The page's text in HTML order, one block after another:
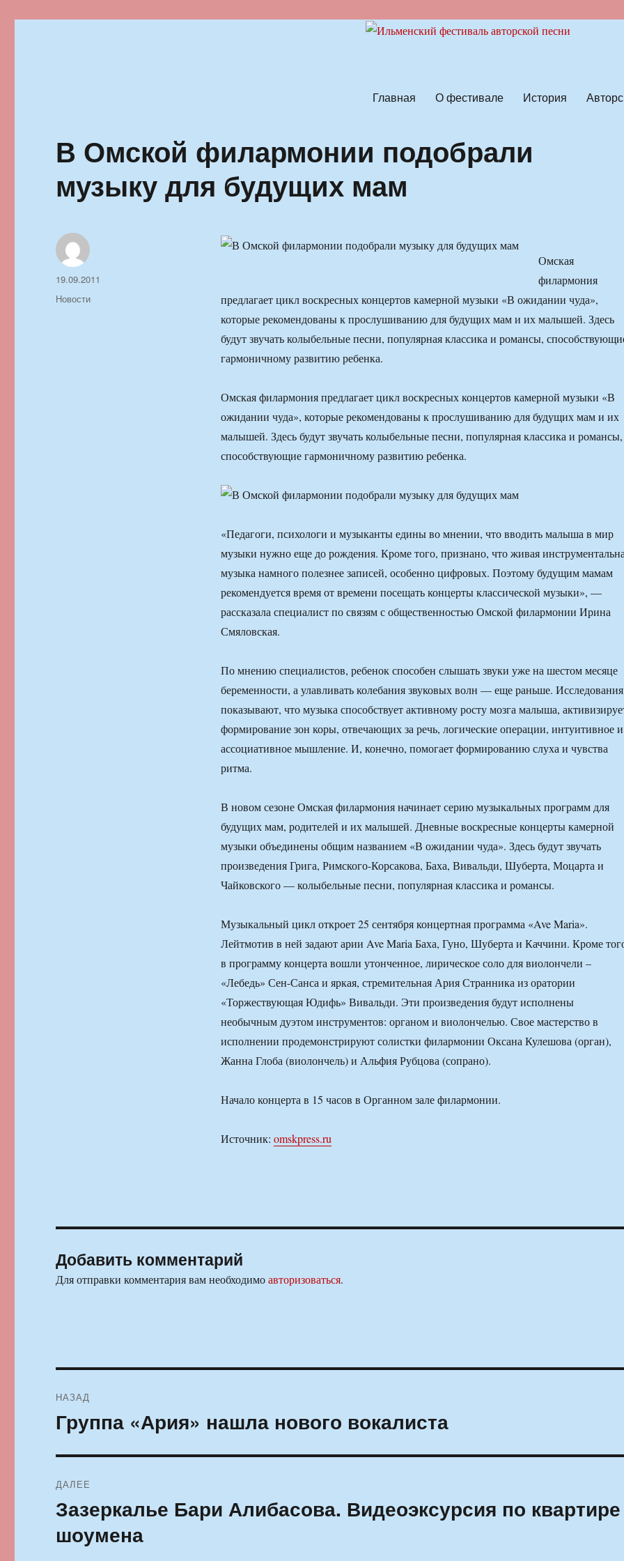
Главная О фестивале История
В Омской филармонии подобрали
музыку для будущих мам
Омская
филармония
предлагает цикл воскресных концертов камерной музыки «В ожидании чуда»,
которые рекомендованы к прослушиванию для будущих мам и их малышей. Здесь
будут звучать колыбельные песни, популярная классика и романсы,
гармоничному развитию ребенка.
Омская филармония предлагает цикл воскресных концертов камерной музыки «В
ожидании чуда», которые рекомендованы к прослушиванию для будущих мам и их
малышей. Здесь будут звучать колыбельные песни, популярная классика и романсы,
способствующие гармоничному развитию ребенка.
«Педагоги, психологи и музыканты едины во мнении, что вводить малыша в мир
музыки нужно еще до рождения. Кроме того, признано, что живая
музыка намного полезнее записей, особенно цифровых. Поэтому будущим мамам
рекомендуется время от времени посещать концерты классической музыки», —
рассказала специалист по связям с общественностью Омской филармонии Ирина
Смяловская.
По мнению специалистов, ребенок способен слышать звуки уже на шестом месяце
беременности, а улавливать колебания звуковых волн — еще раньше. Исследования
показывают, что музыка способствует активному росту мозга малыша,
формирование зон коры, отвечающих за речь, логические операции, интуитивное и
ассоциативное мышление. И, конечно, помогает формированию слуха и чувства
ритма.
В новом сезоне Омская филармония начинает серию музыкальных программ для
будущих мам, родителей и их малышей. Дневные воскресные концерты камерной
музыки объединены общим названием «В ожидании чуда». Здесь будут звучать
произведения Грига, Римского-Корсакова, Баха, Вивальди, Шуберта, Моцарта и
Чайковского — колыбельные песни, популярная классика и романсы.
Музыкальный цикл откроет 25 сентября концертная программа «Ave Maria».
Лейтмотив в ней задают арии Ave Maria Баха, Гуно, Шуберта и Каччини. Кроме
в программу концерта вошли утонченное, лирическое соло для виолончели –
«Лебедь» Сен-Санса и яркая, стремительная Ария Странника из оратории
«Торжествующая Юдифь» Вивальди. Эти произведения будут исполнены
необычным дуэтом инструментов: органом и виолончелью. Свое мастерство в
исполнении продемонстрируют солистки филармонии Оксана Кулешова (орган),
Жанна Глоба (виолончель) и Альфия Рубцова (сопрано).
Начало концерта в 15 часов в Органном зале филармонии.
Источник: omskpress.ru
Автор
Опубликовано
19.09.2011
Рубрики
Новости
Добавить комментарий
Для отправки комментария вам необходимоавторизоваться.
по
НАЗАД
Предыдущая
запись:
Группа «Ария» нашла нового вокалиста
ДАЛЕЕ
Следующая
Зазеркалье Бари Алибасова. Видеоэксурсия по квартире
шоумена